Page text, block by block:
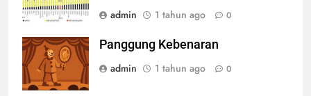
admin
1 tahun ago 0
Panggung Kebenaran
admin
1 tahun ago 0